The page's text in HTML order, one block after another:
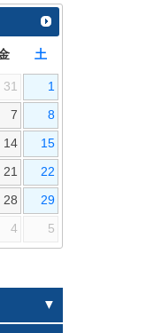
土
31 1
7 8
14 15
21 22
28 29
4 5